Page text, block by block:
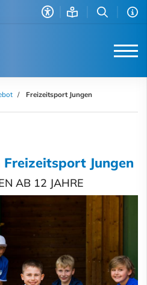
Freizeitsport Jungen
Jungen
AB 12 JAHRE